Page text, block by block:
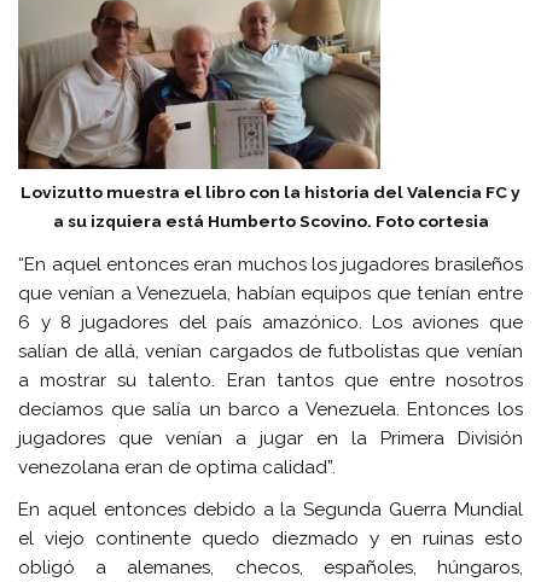
Lovizutto muestra el libro con la historia del Valencia FC y
a su izquiera está Humberto Scovino. Foto cortesia
“En aquel entonces eran muchos los jugadores brasileños
que venían a Venezuela, habían equipos que tenían entre
6 y 8 jugadores del país amazónico. Los aviones que
salían de allá, venían cargados de futbolistas que venían
a mostrar su talento. Eran tantos que entre nosotros
decíamos que salía un barco a Venezuela. Entonces los
jugadores que venían a jugar en la Primera División
venezolana eran de optima calidad”.
En aquel entonces debido a la Segunda Guerra Mundial
el viejo continente quedo diezmado y en ruinas esto
obligó a alemanes, checos, españoles, húngaros,